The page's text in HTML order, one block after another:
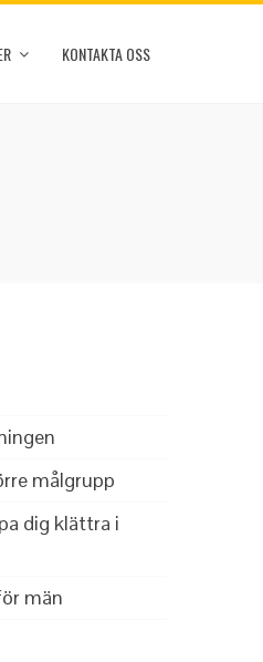
KONTAKTA OSS
målgrupp
dig klättra i
män